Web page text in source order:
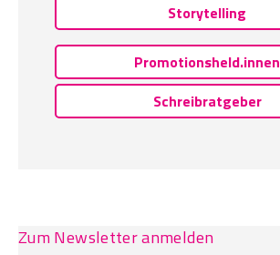
Storytelling
Promotionsheld.innen
Schreibratgeber
Zum Newsletter anmelden